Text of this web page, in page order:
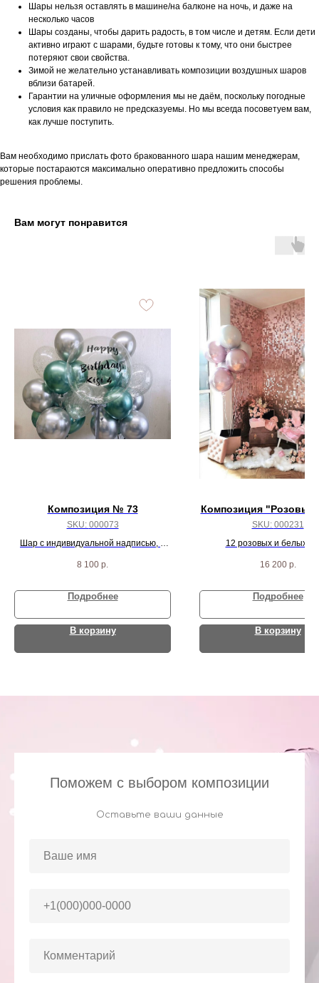
Шары нельзя оставлять в машине/на балконе на ночь, и даже на
несколько часов
Шары созданы, чтобы дарить радость, в том числе и детям. Если дети
активно играют с шарами, будьте готовы к тому, что они быстрее
потеряют свои свойства.
Зимой не желательно устанавливать композиции воздушных шаров
вблизи батарей.
Гарантии на уличные оформления мы не даём, поскольку погодные
условия как правило не предсказуемы. Но мы всегда посоветуем вам,
как лучше поступить.
Вам необходимо прислать фото бракованного шара нашим менеджерам,
которые постараются максимально оперативно предложить способы
решения проблемы.
Вам могут понравится
Композиция № 73
SKU: 000073
Шар с индивидуальной надписью, 4
зеленых шаров
8 100 р.
Подробнее
В корзину
Композиция "Розовые
SKU: 000231
12 розовых и белых
16 200 р.
Подробнее
В корзину
Поможем с выбором композиции
Оставьте ваши данные